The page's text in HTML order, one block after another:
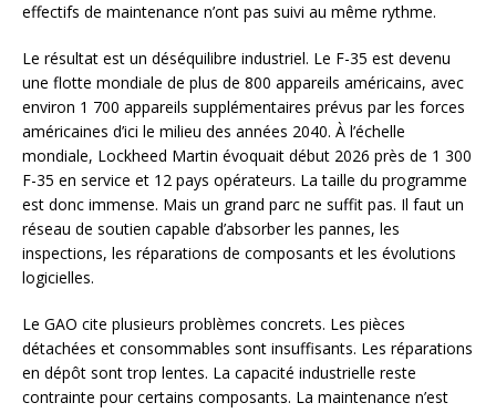
effectifs de maintenance n’ont pas suivi au même rythme.
Le résultat est un déséquilibre industriel. Le F-35 est devenu
une flotte mondiale de plus de 800 appareils américains, avec
environ 1 700 appareils supplémentaires prévus par les forces
américaines d’ici le milieu des années 2040. À l’échelle
mondiale, Lockheed Martin évoquait début 2026 près de 1 300
F-35 en service et 12 pays opérateurs. La taille du programme
est donc immense. Mais un grand parc ne suffit pas. Il faut un
réseau de soutien capable d’absorber les pannes, les
inspections, les réparations de composants et les évolutions
logicielles.
Le GAO cite plusieurs problèmes concrets. Les pièces
détachées et consommables sont insuffisants. Les réparations
en dépôt sont trop lentes. La capacité industrielle reste
contrainte pour certains composants. La maintenance n’est